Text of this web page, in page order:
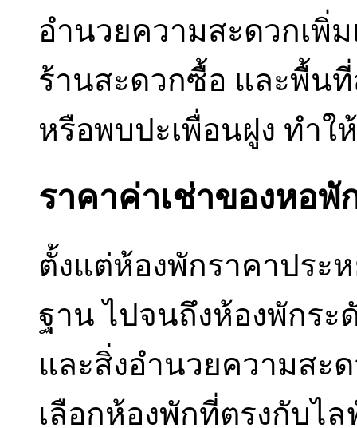
อำนวยความสะดวกเพิ่
ร้านสะดวกซื้อ และพื้น
หรือพบปะเพื่อนฝูง ทำ
ราคาค่าเช่าของหอพั
ตั้งแต่ห้องพักราคาประ
ฐาน ไปจนถึงห้องพักร
และสิ่งอำนวยความสะ
เลือกห้องพักที่ตรงกับไ